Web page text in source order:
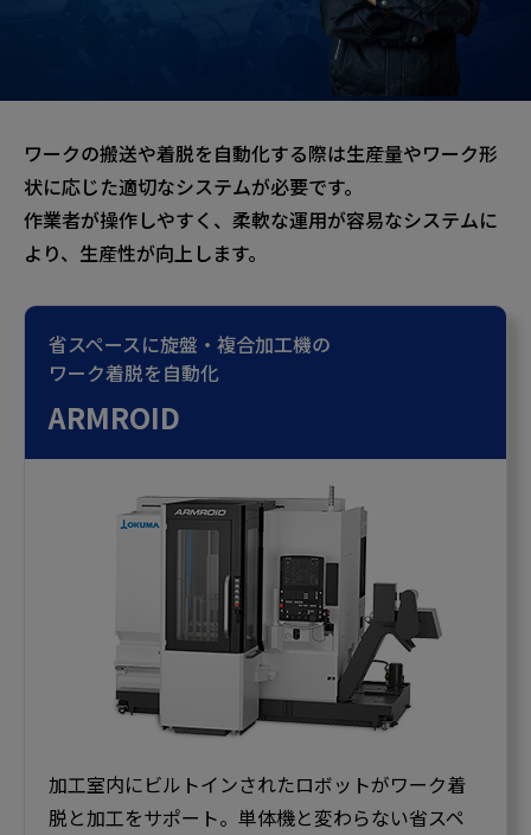
ワークの搬送や着脱を自動化する際は生産量やワーク形
状に応じた適切なシステムが必要です。
作業者が操作しやすく、柔軟な運用が容易なシステムに
より、生産性が向上します。
省スペースに旋盤・複合加工機の
ワーク着脱を自動化
ARMROID
加工室内にビルトインされたロボットがワーク着
脱と加工をサポート。単体機と変わらない省スペ